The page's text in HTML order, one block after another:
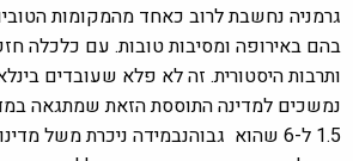
גרמניה נחשבת לרוב כאחד מהמקומות הטובים
בהם באירופה ומסיבות טובות. עם כלכלה
ותרבות היסטורית. זה לא פלא שעובדים
נמשכים למדינה התוססת הזאת שמתגאה
1.5 ל-6 שהוא גבוהנבמידה ניכרת משל